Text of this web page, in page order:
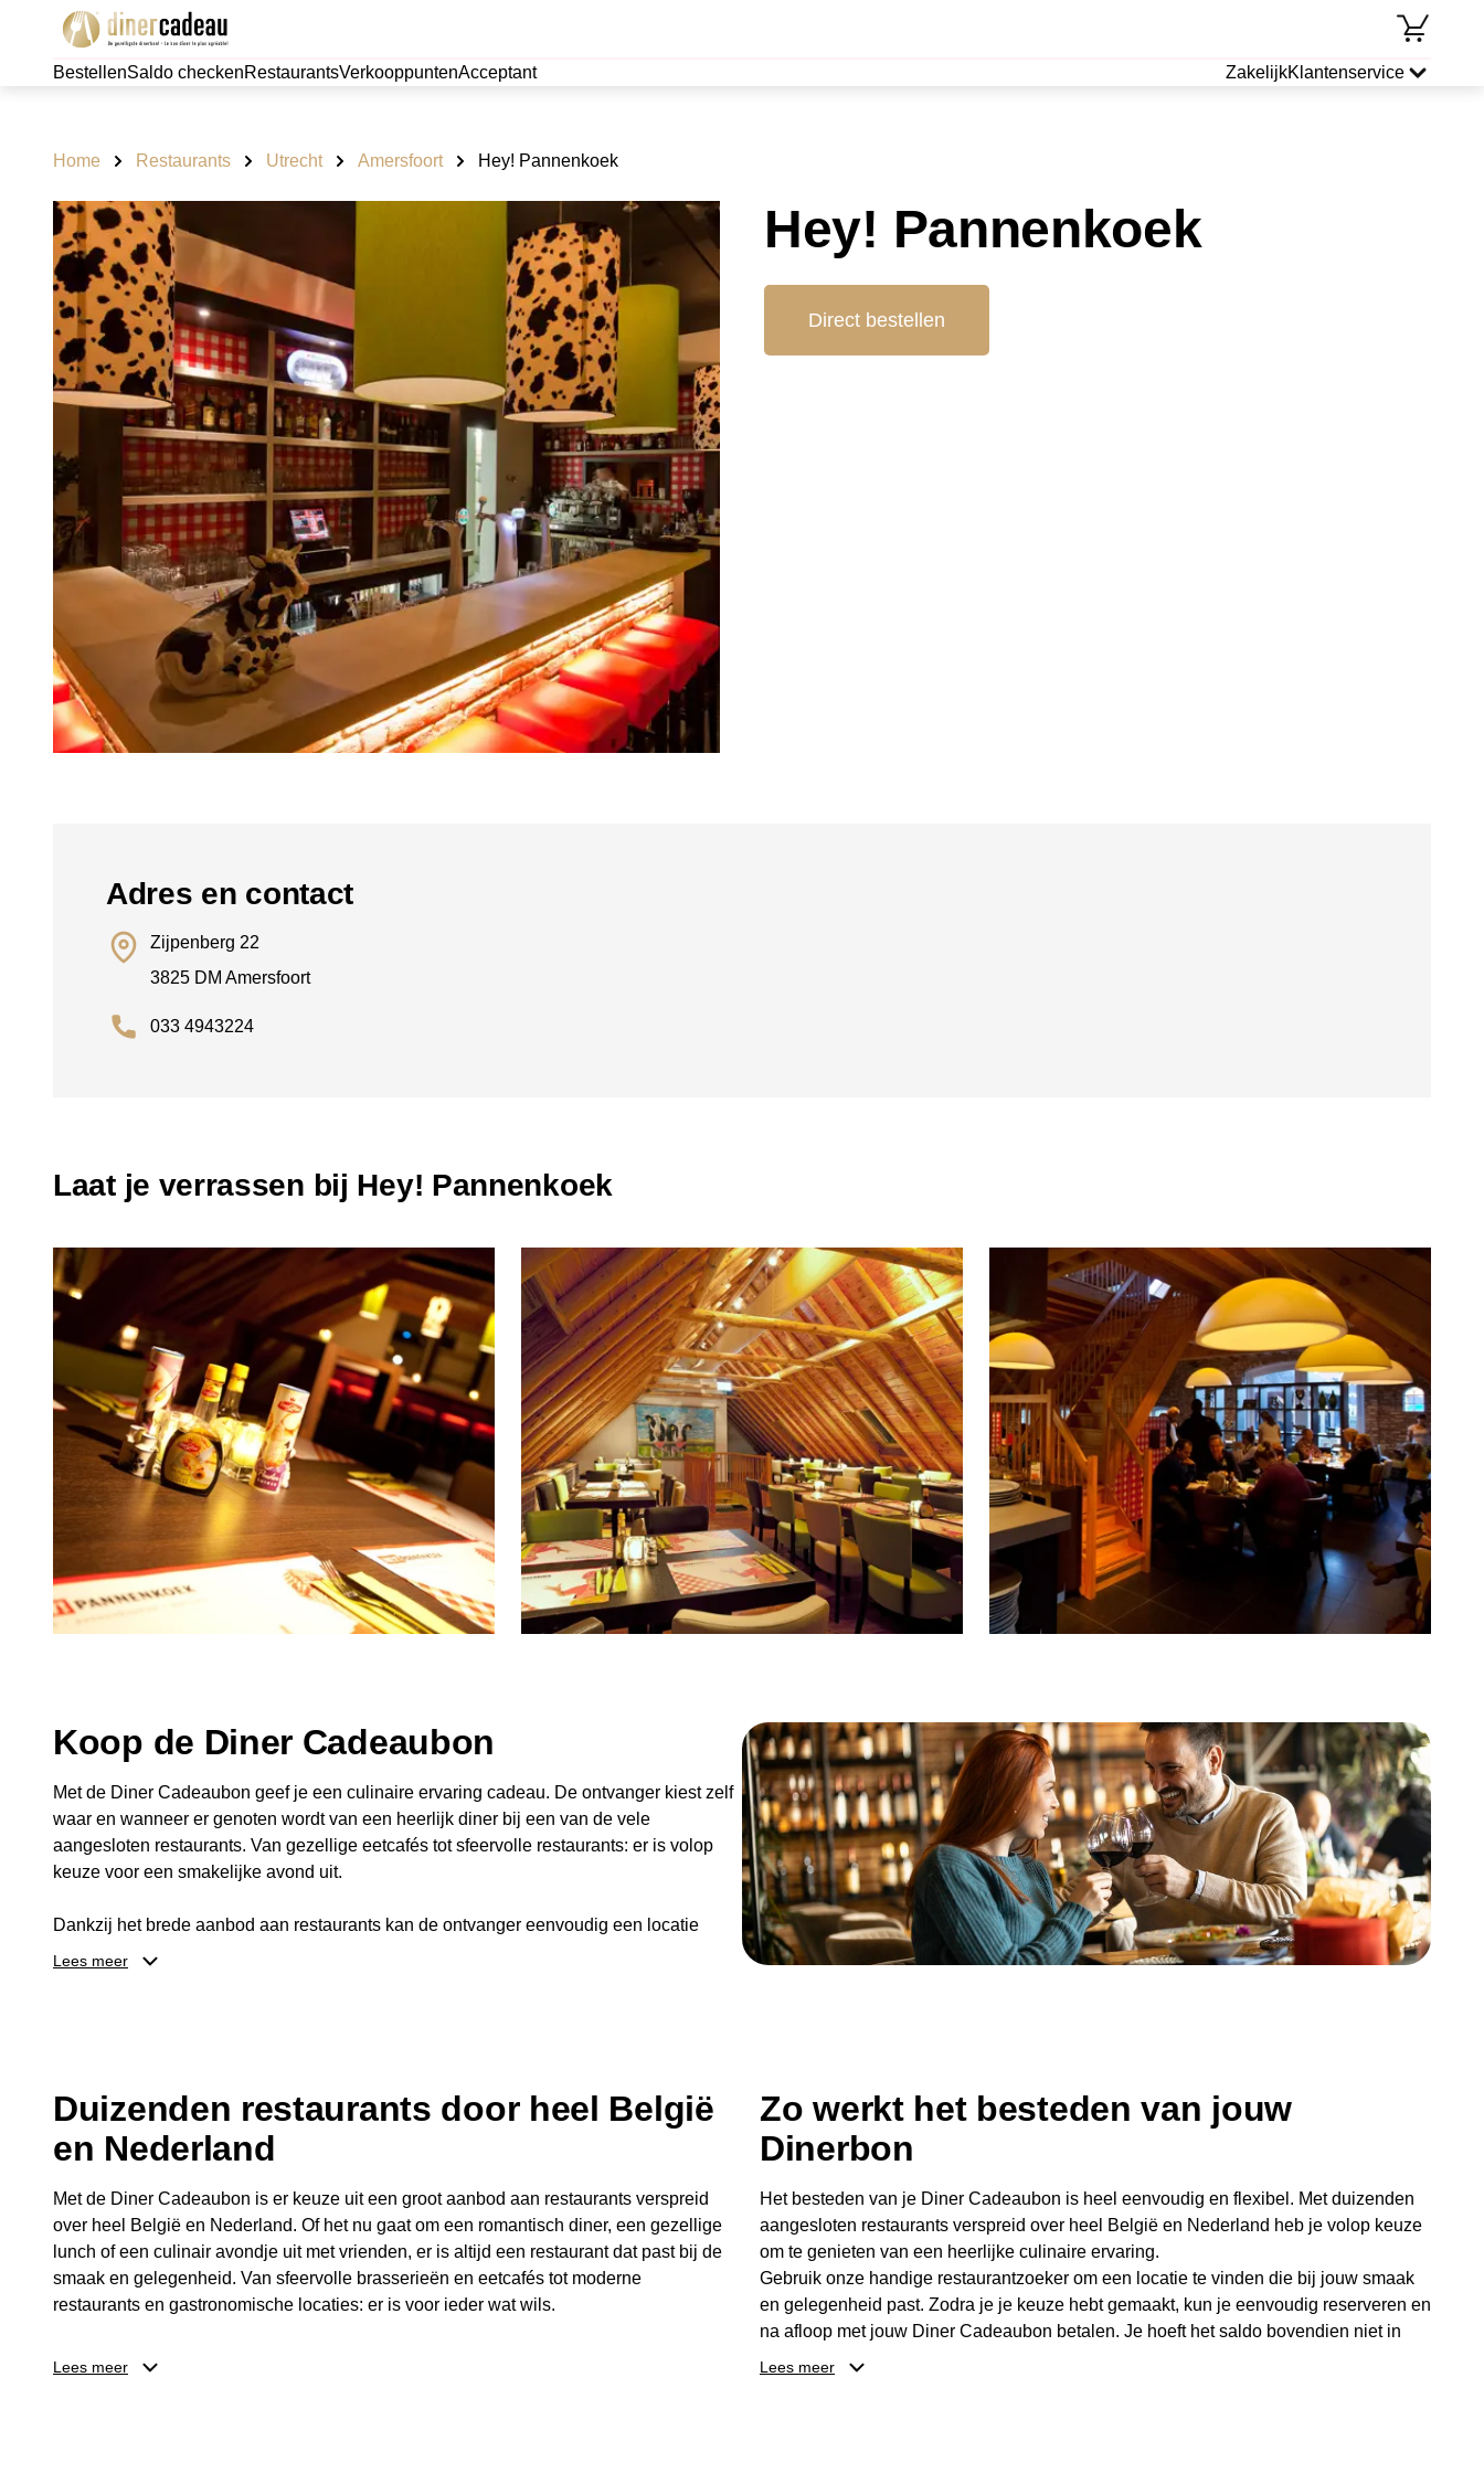
BestellenSaldo checkenRestaurantsVerkooppuntenAcceptant ZakelijkKlantenservice
Home Restaurants Utrecht Amersfoort Hey! Pannenkoek
Hey! Pannenkoek
Direct bestellen
Adres en contact
Zijpenberg 22
3825 DM Amersfoort
033 4943224
Laat je verrassen bij Hey! Pannenkoek
Koop de Diner Cadeaubon
Met de Diner Cadeaubon geef je een culinaire ervaring cadeau. De ontvanger kiest zelf
waar en wanneer er genoten wordt van een heerlijk diner bij een van de vele
aangesloten restaurants. Van gezellige eetcafés tot sfeervolle restaurants: er is volop
keuze voor een smakelijke avond uit.
Dankzij het brede aanbod aan restaurants kan de ontvanger eenvoudig een locatie
kiezen die past bij de smaak en gelegenheid. Zo geeft de Diner Cadeaubon niet alleen
Lees meer
Duizenden restaurants door heel België
en Nederland
Met de Diner Cadeaubon is er keuze uit een groot aanbod aan restaurants verspreid
over heel België en Nederland. Of het nu gaat om een romantisch diner, een gezellige
lunch of een culinair avondje uit met vrienden, er is altijd een restaurant dat past bij de
smaak en gelegenheid. Van sfeervolle brasserieën en eetcafés tot moderne
restaurants en gastronomische locaties: er is voor ieder wat wils.
Dankzij het brede aanbod is er altijd een restaurant in de buurt, bijvoorbeeld in
Lees meer
Zo werkt het besteden van jouw
Dinerbon
Het besteden van je Diner Cadeaubon is heel eenvoudig en flexibel. Met duizenden
aangesloten restaurants verspreid over heel België en Nederland heb je volop keuze
om te genieten van een heerlijke culinaire ervaring.
Gebruik onze handige restaurantzoeker om een locatie te vinden die bij jouw smaak
en gelegenheid past. Zodra je je keuze hebt gemaakt, kun je eenvoudig reserveren en
na afloop met jouw Diner Cadeaubon betalen. Je hoeft het saldo bovendien niet in
één keer te besteden. Het resterende bedrag blijft gewoon op de bon staan en kan
Lees meer